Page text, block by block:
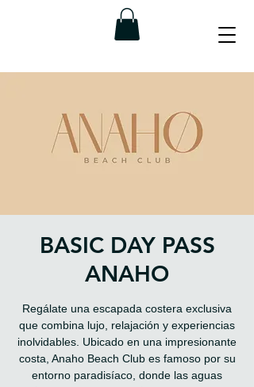
BASIC DAY PASS
ANAHO
Regálate una escapada costera exclusiva
que combina lujo, relajación y experiencias
inolvidables. Ubicado en una impresionante
costa, Anaho Beach Club es famoso por su
entorno paradisíaco, donde las aguas